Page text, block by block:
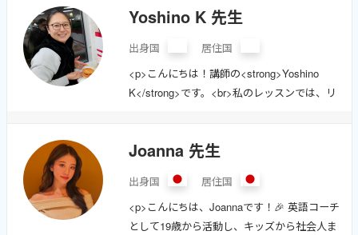
して5年、オンライン指導歴も長いです。</li>
る独自の音読方法で<br>英検1級合格＆TOEIC
勉強中<br>みんなも音読教に入信して目標達
成だ(˘ਊ˘)</div><div class="mb-5"><span
style="color: #e67e23;"><strong>【レッスン
Yoshino K 先生
出身国
居住国
<p>こんにちは！講師の<strong>Yoshino
K</strong>です。<br>私のレッスンでは、リ
ます✨</p><p>英会話を始めてから7年以上、
た。<br>学会での質疑応答や論文の音読練
習、安全で楽しいロールプレイを通じた学び
を提供しています📚</p><ul><li>初めての方
Joanna 先生
出身国
居住国
<p>こんにちは、Joannaです！🎉 英語コーチ
として19歳から活動し、キッズから社会人ま